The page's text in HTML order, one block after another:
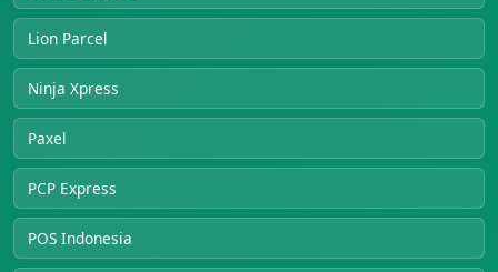
Lion Parcel
Ninja Xpress
Paxel
PCP Express
POS Indonesia